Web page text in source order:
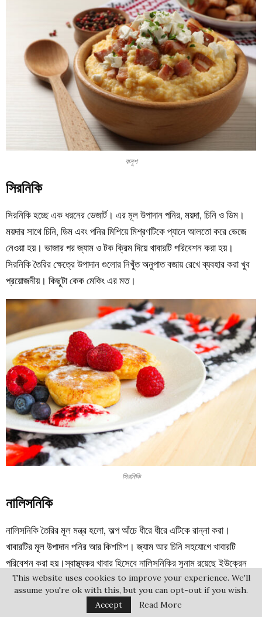
বানুশ
সিরনিকি
সিরনিকি হচ্ছে এক ধরনের ডেজার্ট। এর মূল উপাদান পনির, ময়দা, চিনি ও ডিম।
ময়দার সাথে চিনি, ডিম এবং পনির মিশিয়ে মিশ্রণটিকে প্যানে আলতো করে ভেজে
নেওয়া হয়। ভাজার পর জ্যাম ও টক ক্রিম দিয়ে খাবারটি পরিবেশন করা হয়।
সিরনিকি তৈরির ক্ষেত্রে উপাদান গুলোর নিখুঁত অনুপাত বজায় রেখে ব্যবহার করা খুব
প্রয়োজনীয়। কিছুটা কেক মেকিং এর মত।
সিরনিকি
নালিসনিকি
নালিসনিকি তৈরির মূল মন্ত্র হলো, অল্প আঁচে ধীরে ধীরে এটিকে রান্না করা।
খাবারটির মূল উপাদান পনির আর কিশমিশ। জ্যাম আর চিনি সহযোগে খাবারটি
পরিবেশন করা হয়।স্বাস্থ্যকর খাবার হিসেবে নালিসনিকির সুনাম রয়েছে ইউক্রেন
জুড়ে।
This website uses cookies to improve your experience. We'll
assume you're ok with this, but you can opt-out if you wish.
Accept
Read More